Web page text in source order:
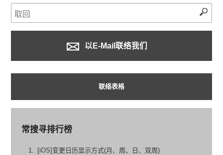
以E-Mail联络我们
联络表格
常搜寻排行榜
[iOS]变更日历显示方式(月、周、日、双周)